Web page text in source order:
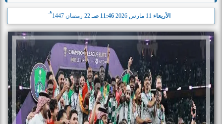
الأربعاء 11:46 صـ 22 رمضان 1447
هـ